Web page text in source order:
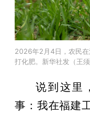
2026年2月4日，农民
打化肥。新华社发（王须
说到这里
事：我在福建